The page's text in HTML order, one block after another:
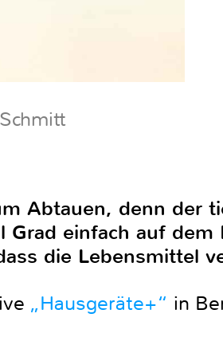
Abtauen, denn der
einfach auf dem
die Lebensmittel
„Hausgeräte+“ in